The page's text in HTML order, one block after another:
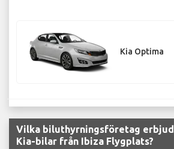
Kia Optima
Vilka biluthyrningsföretag
Kia-bilar från Ibiza Flygplats?